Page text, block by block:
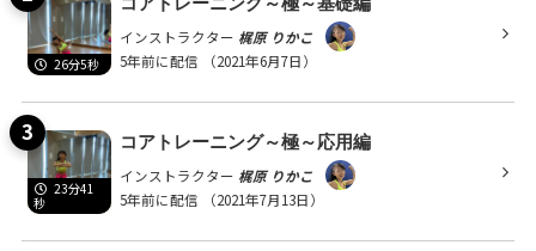
26分5秒
インストラクター 梶原 りかこ
5年前に配信
（2021年6月7日）
23分41
秒
コアトレーニング～極～応用編
インストラクター 梶原 りかこ
5年前に配信
（2021年7月13日）